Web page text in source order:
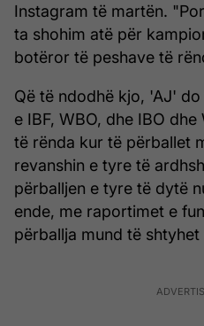
Instagram të martën.
ta shohim atë për
botëror të peshave të
Që të ndodhë kjo, 'AJ'
e IBF, WBO, dhe IBO
të rënda kur të përballet
revanshin e tyre të
përballjen e tyre të dytë
ende, me raportimet e
përballja mund të